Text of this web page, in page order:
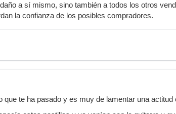
a sí mismo, sino también a todos los otros
la confianza de los posibles compradores.
que te ha pasado y es muy de lamentar una actitud